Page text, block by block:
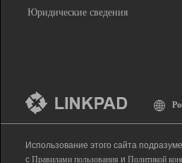
Юридические сведения
Использование этого сайта
с Правилами пользования и Политикой